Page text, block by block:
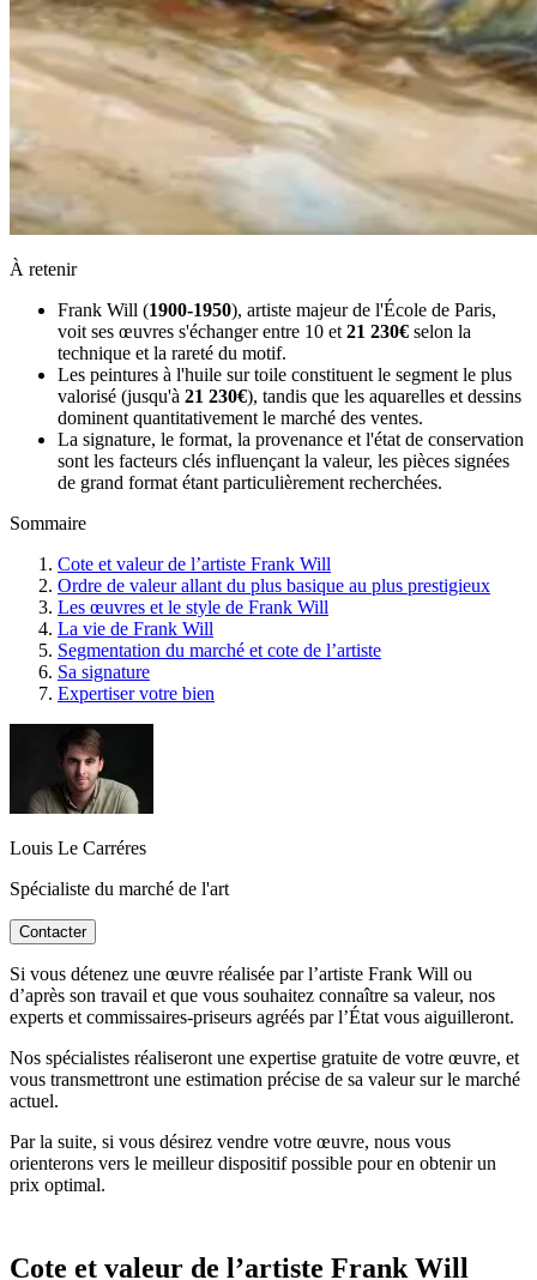
À retenir
Frank Will (1900-1950), artiste majeur de l'École de Paris,
voit ses œuvres s'échanger entre 10 et 21 230€ selon la
technique et la rareté du motif.
Les peintures à l'huile sur toile constituent le segment le plus
valorisé (jusqu'à 21 230€), tandis que les aquarelles et dessins
dominent quantitativement le marché des ventes.
La signature, le format, la provenance et l'état de conservation
sont les facteurs clés influençant la valeur, les pièces signées
de grand format étant particulièrement recherchées.
Sommaire
Cote et valeur de l’artiste Frank Will
Ordre de valeur allant du plus basique au plus prestigieux
Les œuvres et le style de Frank Will
La vie de Frank Will
Segmentation du marché et cote de l’artiste
Sa signature
Expertiser votre bien
Louis Le Carréres
Spécialiste du marché de l'art
Contacter
Si vous détenez une œuvre réalisée par l’artiste Frank Will ou
d’après son travail et que vous souhaitez connaître sa valeur, nos
experts et commissaires-priseurs agréés par l’État vous aiguilleront.
Nos spécialistes réaliseront une expertise gratuite de votre œuvre, et
vous transmettront une estimation précise de sa valeur sur le marché
actuel.
Par la suite, si vous désirez vendre votre œuvre, nous vous
orienterons vers le meilleur dispositif possible pour en obtenir un
prix optimal.
Cote et valeur de l’artiste Frank Will